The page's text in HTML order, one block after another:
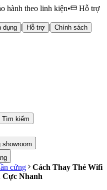
hành theo linh kiện•
Hỗ trợ
dụng | Hỗ trợ | Chính sách
Tìm kiếm
showroom
cứng
Cách Thay Thẻ Wifi
Cực Nhanh